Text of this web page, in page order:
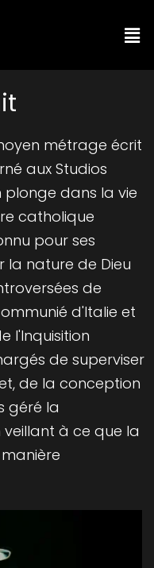
métrage écrit
aux Studios
plonge dans la vie
catholique
pour ses
la nature de Dieu
de
d'Italie et
l'Inquisition
de superviser
de la conception
géré la
à ce que la